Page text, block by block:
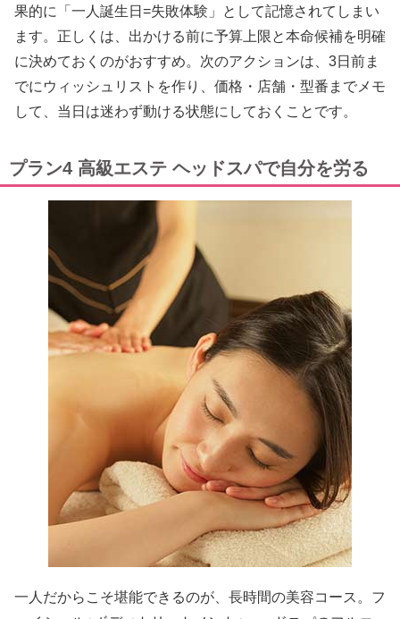
果的に「一人誕生日=失敗体験」として記憶されてしまい
ます。正しくは、出かける前に予算上限と本命候補を明確
に決めておくのがおすすめ。次のアクションは、3日前ま
でにウィッシュリストを作り、価格・店舗・型番までメモ
して、当日は迷わず動ける状態にしておくことです。
プラン4 高級エステ ヘッドスパで自分を労る
一人だからこそ堪能できるのが、長時間の美容コース。フ